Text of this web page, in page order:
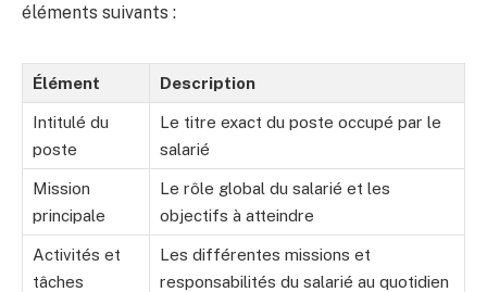
éléments suivants :
Élément Description
Intitulé du
poste
Le titre exact du poste occupé par le
salarié
Mission
principale
Le rôle global du salarié et les
objectifs à atteindre
Activités et
tâches
Les différentes missions et
responsabilités du salarié au quotidien